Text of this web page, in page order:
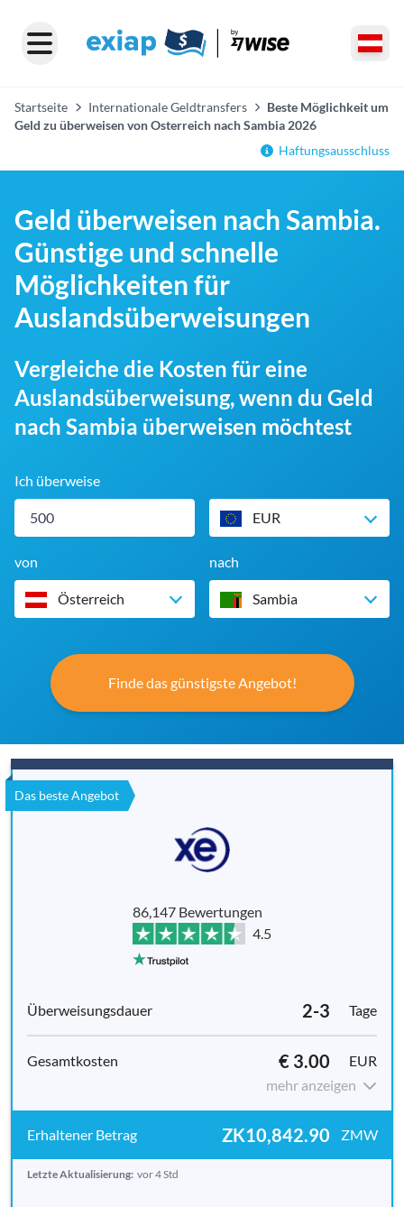
Startseite Internationale Geldtransfers
Beste Möglichkeit um
Geld zu überweisen von Osterreich nach Sambia 2026
Haftungsausschluss
Geld überweisen nach Sambia.
Günstige und schnelle
Möglichkeiten für
Auslandsüberweisungen
Vergleiche die Kosten für eine
Auslandsüberweisung, wenn du Geld
nach Sambia überweisen möchtest
Ich überweise
EUR
von
Österreich
nach
Sambia
Finde das günstigste Angebot!
Das beste Angebot
86,147 Bewertungen
4.5
2-3 Tage
€ 3.00
EUR
mehr anzeigen
ZK10,842.90 ZMW
Letzte Aktualisierung: vor 4 Std